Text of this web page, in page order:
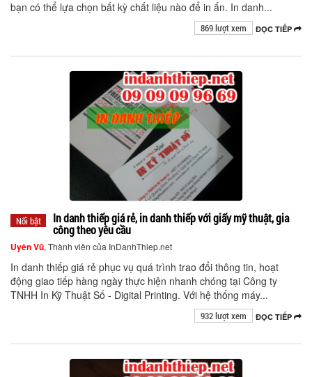
bạn có thể lựa chọn bất kỳ chất liệu nào để in ấn. In danh...
ĐỌC TIẾP
869 lượt xem
Nổi bật
In danh thiếp giá rẻ, in danh thiếp với giấy mỹ thuật, gia
công theo yêu cầu
Uyên Vũ, Thành viên của InDanhThiep.net
In danh thiếp giá rẻ phục vụ quá trình trao đổi thông tin, hoạt
động giao tiếp hàng ngày thực hiện nhanh chóng tại Công ty
TNHH In Kỹ Thuật Số - Digital Printing. Với hệ thống máy...
ĐỌC TIẾP
932 lượt xem